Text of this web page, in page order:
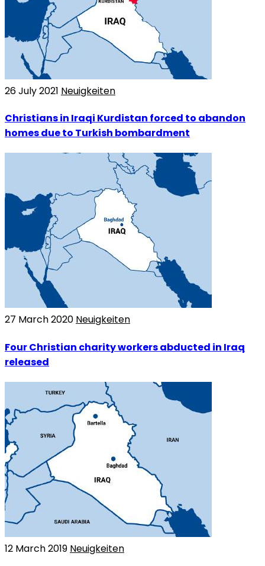
26 July 2021 Neuigkeiten
Christians in Iraqi Kurdistan forced to abandon
homes due to Turkish bombardment
27 March 2020 Neuigkeiten
Four Christian charity workers abducted in Iraq
released
12 March 2019 Neuigkeiten